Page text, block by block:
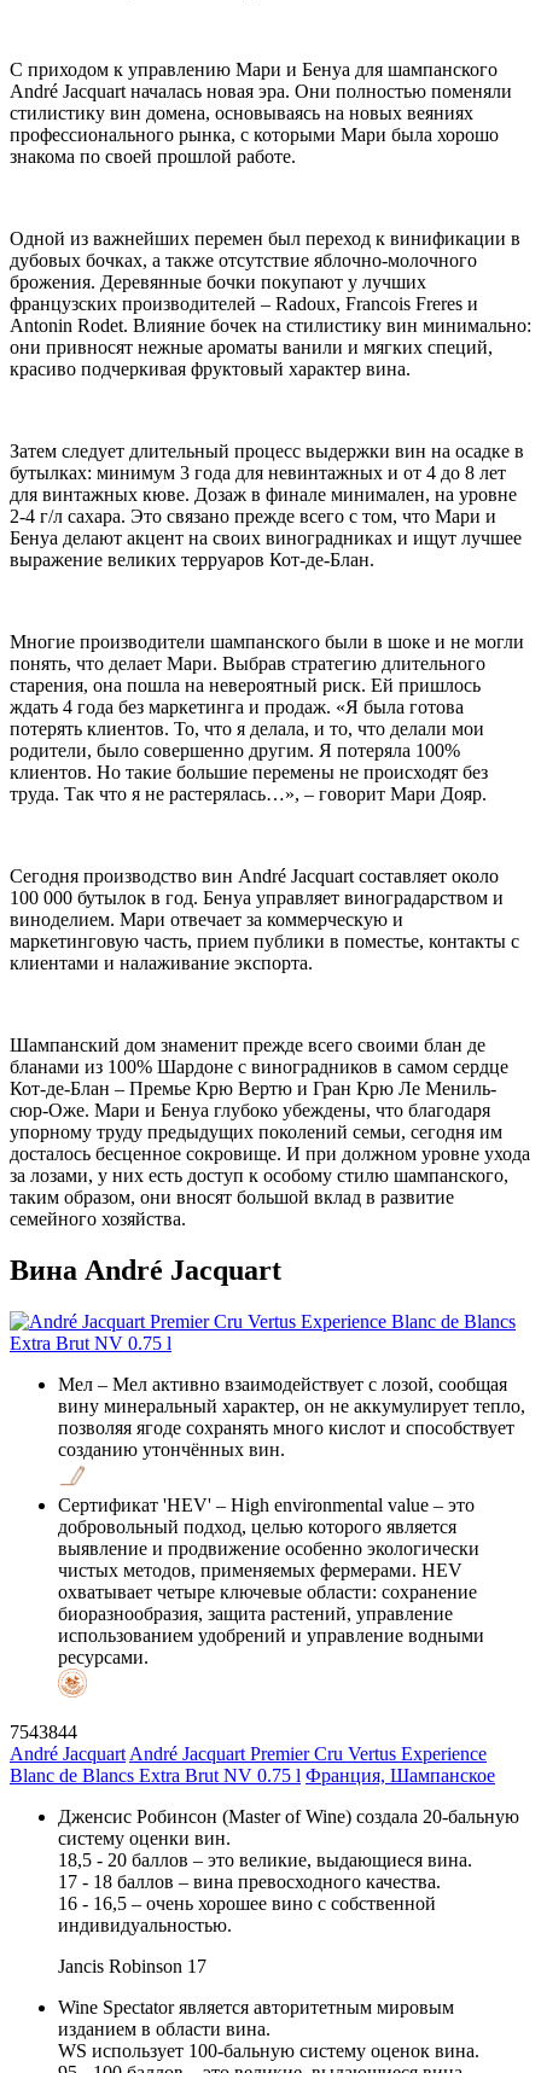
С приходом к управлению Мари и Бенуа для шампанского
André Jacquart началась новая эра. Они полностью поменяли
стилистику вин домена, основываясь на новых веяниях
профессионального рынка, с которыми Мари была хорошо
знакома по своей прошлой работе.
Одной из важнейших перемен был переход к винификации в
дубовых бочках, а также отсутствие яблочно-молочного
брожения. Деревянные бочки покупают у лучших
французских производителей – Radoux, Francois Freres и
Antonin Rodet. Влияние бочек на стилистику вин минимально:
они привносят нежные ароматы ванили и мягких специй,
красиво подчеркивая фруктовый характер вина.
Затем следует длительный процесс выдержки вин на осадке в
бутылках: минимум 3 года для невинтажных и от 4 до 8 лет
для винтажных кюве. Дозаж в финале минимален, на уровне
2-4 г/л сахара. Это связано прежде всего с том, что Мари и
Бенуа делают акцент на своих виноградниках и ищут лучшее
выражение великих терруаров Кот-де-Блан.
Многие производители шампанского были в шоке и не могли
понять, что делает Мари. Выбрав стратегию длительного
старения, она пошла на невероятный риск. Ей пришлось
ждать 4 года без маркетинга и продаж. «Я была готова
потерять клиентов. То, что я делала, и то, что делали мои
родители, было совершенно другим. Я потеряла 100%
клиентов. Но такие большие перемены не происходят без
труда. Так что я не растерялась…», – говорит Мари Дояр.
Сегодня производство вин André Jacquart составляет около
100 000 бутылок в год. Бенуа управляет виноградарством и
виноделием. Мари отвечает за коммерческую и
маркетинговую часть, прием публики в поместье, контакты с
клиентами и налаживание экспорта.
Шампанский дом знаменит прежде всего своими блан де
бланами из 100% Шардоне с виноградников в самом сердце
Кот-де-Блан – Премье Крю Вертю и Гран Крю Ле Мениль-
сюр-Оже. Мари и Бенуа глубоко убеждены, что благодаря
упорному труду предыдущих поколений семьи, сегодня им
досталось бесценное сокровище. И при должном уровне ухода
за лозами, у них есть доступ к особому стилю шампанского,
таким образом, они вносят большой вклад в развитие
семейного хозяйства.
Вина André Jacquart
Мел – Мел активно взаимодействует с лозой, сообщая
вину минеральный характер, он не аккумулирует тепло,
позволяя ягоде сохранять много кислот и способствует
созданию утончённых вин.
Сертификат 'HEV' – High environmental value – это
добровольный подход, целью которого является
выявление и продвижение особенно экологически
чистых методов, применяемых фермерами. HEV
охватывает четыре ключевые области: сохранение
биоразнообразия, защита растений, управление
использованием удобрений и управление водными
ресурсами.
7543844
André Jacquart André Jacquart Premier Cru Vertus Experience
Blanc de Blancs Extra Brut NV 0.75 l Франция, Шампанское
Дженсис Робинсон (Master of Wine) создала 20-бальную
систему оценки вин.
18,5 - 20 баллов – это великие, выдающиеся вина.
17 - 18 баллов – вина превосходного качества.
16 - 16,5 – очень хорошее вино с собственной
индивидуальностью.
Jancis Robinson 17
Wine Spectator является авторитетным мировым
изданием в области вина.
WS использует 100-бальную систему оценок вина.